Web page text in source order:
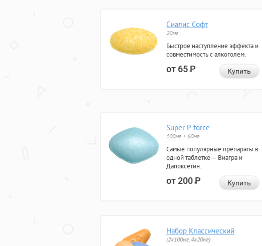
Сиалис Софт
20мг
Быстрое наступление эффекта и
совместимость с алкоголем.
от 65Р Купить
Super P-force
100мг + 60мг
Самые популярные препараты в
одной таблетке — Виагра и
Дапоксетин.
от 200Р Купить
Набор Классический
(2x100мг, 4x20мг)